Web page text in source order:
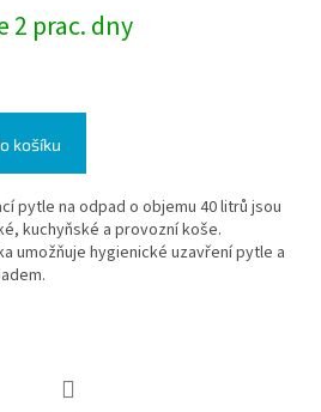
2 prac. dny
košíku
pytle na odpad o objemu 40 litrů jsou
kuchyňské a provozní koše.
umožňuje hygienické uzavření pytle a